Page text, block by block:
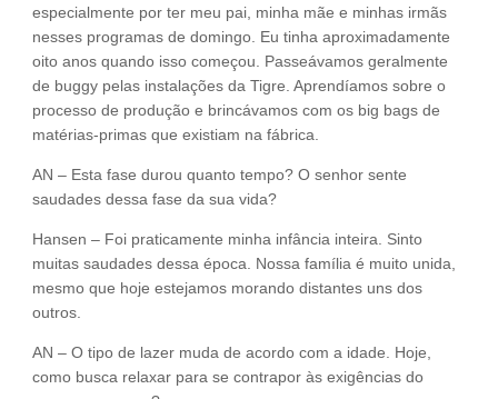
especialmente por ter meu pai, minha mãe e minhas irmãs
nesses programas de domingo. Eu tinha aproximadamente
oito anos quando isso começou. Passeávamos geralmente
de buggy pelas instalações da Tigre. Aprendíamos sobre o
processo de produção e brincávamos com os big bags de
matérias-primas que existiam na fábrica.
AN – Esta fase durou quanto tempo? O senhor sente
saudades dessa fase da sua vida?
Hansen – Foi praticamente minha infância inteira. Sinto
muitas saudades dessa época. Nossa família é muito unida,
mesmo que hoje estejamos morando distantes uns dos
outros.
AN – O tipo de lazer muda de acordo com a idade. Hoje,
como busca relaxar para se contrapor às exigências do